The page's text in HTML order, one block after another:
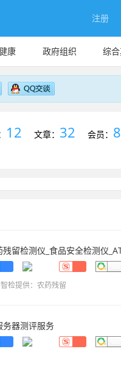
注册
康 政府组织 综
12 文章： 32 会员：
残留检测仪_食品安全检测仪
仪_药物残留检测仪_辰安智检（
仪器有限公司
检提供：农药残留
务器测评服务